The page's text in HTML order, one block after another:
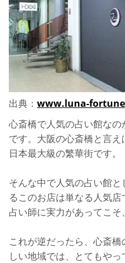
出典： www.luna-
心斎橋で人気の占い館なの
です。大阪の心斎橋と言
日本最大級の繁華街です。
そんな中で人気の占い館
るこのお店は単なる人気
占い師に実力があってこそ
これが逆だったら、心斎
しい地域では、とてもや